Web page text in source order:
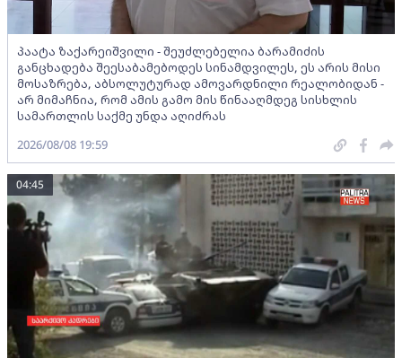
პაატა ზაქარეიშვილი - შეუძლებელია ბარამიძის
განცხადება შეესაბამებოდეს სინამდვილეს, ეს არის მისი
მოსაზრება, აბსოლუტურად ამოვარდნილი რეალობიდან -
არ მიმაჩნია, რომ ამის გამო მის წინააღმდეგ სისხლის
სამართლის საქმე უნდა აღიძრას
2026/08/08 19:59
04:45